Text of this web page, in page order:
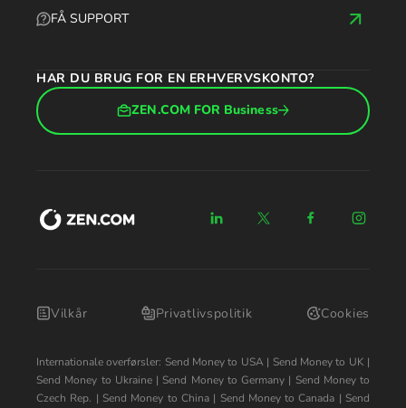
FÅ SUPPORT
HAR DU BRUG FOR EN ERHVERVSKONTO?
ZEN.COM FOR Business
Vilkår Privatlivspolitik Cookies
Internationale overførsler: Send Money to USA| Send Money to UK |
Send Money to Ukraine| Send Money to Germany | Send Money to
Czech Rep. | Send Money to China| Send Money to Canada | Send